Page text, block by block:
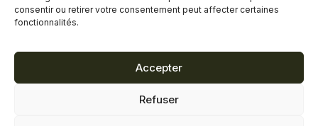
consentir ou retirer votre consentement peut affecter certaines
fonctionnalités.
Accepter
Refuser
Vendredi
9h00 à 18h00
Dimanche
11h00 à 16h30